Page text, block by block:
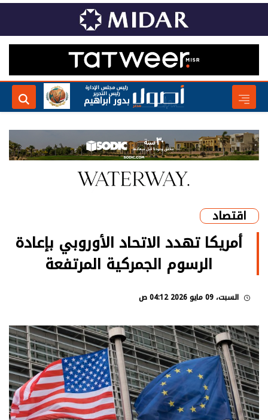
رئيس مجلس الإدارة
رئيس التحرير
بدور ابراهيم
اقتصاد
أمريكا تهدد الاتحاد الأوروبي بإعادة
الرسوم الجمركية المرتفعة
السبت، 09 مايو 2026 04:12 ص